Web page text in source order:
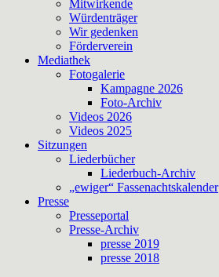
Mitwirkende
Würdenträger
Wir gedenken
Förderverein
Mediathek
Fotogalerie
Kampagne 2026
Foto-Archiv
Videos 2026
Videos 2025
Sitzungen
Liederbücher
Liederbuch-Archiv
„ewiger“ Fassenachtskalender
Presse
Presseportal
Presse-Archiv
presse 2019
presse 2018